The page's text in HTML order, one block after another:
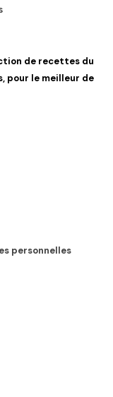
de recettes du
pour le meilleur de
personnelles